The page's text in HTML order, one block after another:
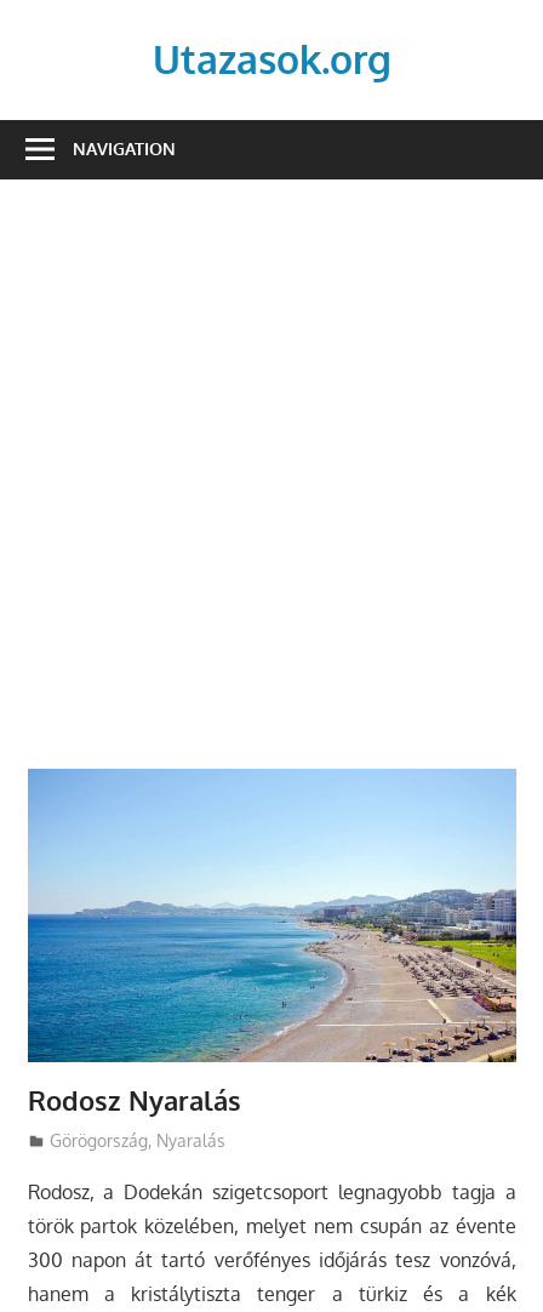
Utazasok.org
NAVIGATION
Rodosz Nyaralás
Utazasok.org
Görögország, Nyaralás
Rodosz, a Dodekán szigetcsoport legnagyobb tagja a
török partok közelében, melyet nem csupán az évente
300 napon át tartó verőfényes időjárás tesz vonzóvá,
hanem a kristálytiszta tenger a türkiz és a kék